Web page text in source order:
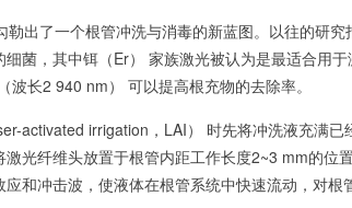
出了一个根管冲洗与消毒的新蓝图。以往的研究
菌，其中铒（Er） 家族激光被认为是最适合用
波长2 940 nm） 可以提高根充物的去除率。
activated irrigation，LAI） 时先将冲洗液充满已
光纤维头放置于根管内距工作长度2~3 mm的位
和冲击波，使液体在根管系统中快速流动，对根